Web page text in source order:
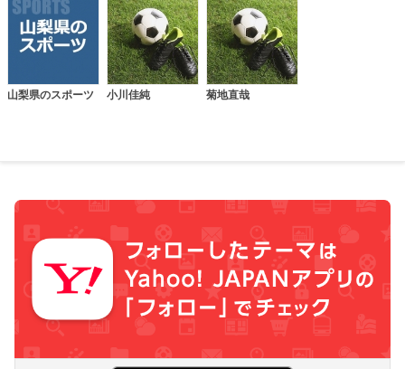
山梨県のスポーツ 小川佳純 菊地直哉